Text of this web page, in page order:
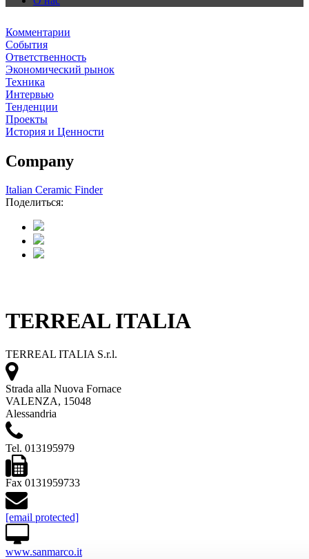
Комментарии
События
Ответственность
Экономический рынок
Техника
Интервью
Тенденции
Проекты
История и Ценности
Company
Italian Ceramic Finder
Поделиться:
TERREAL ITALIA
TERREAL ITALIA S.r.l.
Strada alla Nuova Fornace
VALENZA, 15048
Alessandria
Tel. 013195979
Fax 0131959733
[email protected]
www.sanmarco.it